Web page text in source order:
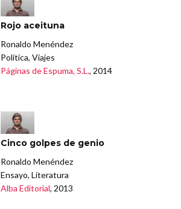
Rojo aceituna
Ronaldo Menéndez
Política, Viajes
Páginas de Espuma, S.L., 2014
Cinco golpes de genio
Ronaldo Menéndez
Ensayo, Literatura
Alba Editorial, 2013